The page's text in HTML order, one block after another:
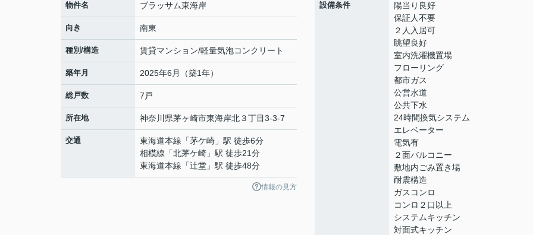
物件名 ブラッサム東海岸
向き 南東
種別/構造 賃貸マンション/軽量気泡コンクリート
築年月 2025年6月（築1年）
総戸数 7戸
所在地 神奈川県茅ヶ崎市東海岸北３丁目3-3-7
交通 東海道本線 「茅ケ崎 」駅 徒歩6分
相模線 「北茅ケ崎 」駅 徒歩21分
東海道本線 「辻堂 」駅 徒歩48分
情報の見方
設備条件
陽当り良好
保証人不要
２人入居可
眺望良好
室内洗濯機置場
フローリング
都市ガス
公営水道
公共下水
24時間換気システム
エレベーター
電気有
２面バルコニー
敷地内ごみ置き場
耐震構造
ガスコンロ
コンロ２口以上
システムキッチン
対面式キッチン